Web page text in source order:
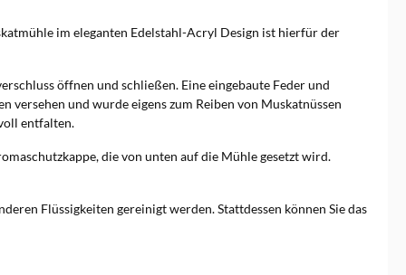
im eleganten Edelstahl-Acryl Design ist hierfür der
öffnen und schließen. Eine eingebaute Feder und
und wurde eigens zum Reiben von Muskatnüssen
entfalten.
die von unten auf die Mühle gesetzt wird.
Flüssigkeiten gereinigt werden. Stattdessen können Sie das